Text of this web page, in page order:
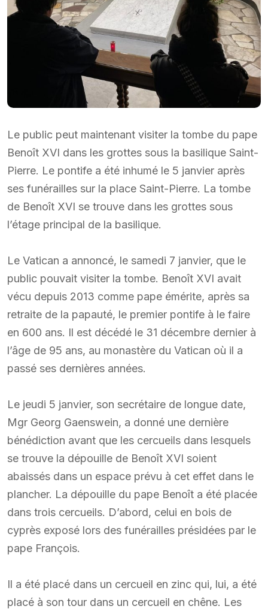
Le public peut maintenant visiter la tombe du pape
Benoît XVI dans les grottes sous la basilique Saint-
Pierre. Le pontife a été inhumé le 5 janvier après
ses funérailles sur la place Saint-Pierre. La tombe
de Benoît XVI se trouve dans les grottes sous
l’étage principal de la basilique.
Le Vatican a annoncé, le samedi 7 janvier, que le
public pouvait visiter la tombe. Benoît XVI avait
vécu depuis 2013 comme pape émérite, après sa
retraite de la papauté, le premier pontife à le faire
en 600 ans. Il est décédé le 31 décembre dernier à
l’âge de 95 ans, au monastère du Vatican où il a
passé ses dernières années.
Le jeudi 5 janvier, son secrétaire de longue date,
Mgr Georg Gaenswein, a donné une dernière
bénédiction avant que les cercueils dans lesquels
se trouve la dépouille de Benoît XVI soient
abaissés dans un espace prévu à cet effet dans le
plancher. La dépouille du pape Benoît a été placée
dans trois cercueils. D’abord, celui en bois de
cyprès exposé lors des funérailles présidées par le
pape François.
Il a été placé dans un cercueil en zinc qui, lui, a été
placé à son tour dans un cercueil en chêne. Les